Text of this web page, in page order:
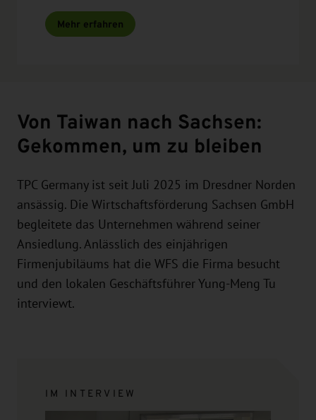
Mehr erfahren
Von Taiwan nach Sachsen:
Gekommen, um zu bleiben
TPC Germany ist seit Juli 2025 im Dresdner Norden
ansässig. Die Wirtschaftsförderung Sachsen GmbH
begleitete das Unternehmen während seiner
Ansiedlung. Anlässlich des einjährigen
Firmenjubiläums hat die WFS die Firma besucht
und den lokalen Geschäftsführer Yung-Meng Tu
interviewt.
IM INTERVIEW